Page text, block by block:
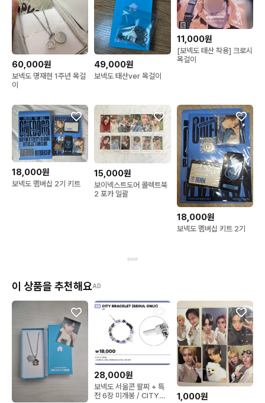
60,000원
보넥도 명재현 1주년 목걸
이
49,000원
보넥도 태산ver 목걸이
11,000원
[보넥도 태산 착용] 크로시
목걸이
18,000원
보넥도 멤버십 2기 키트
15,000원
보이넥스트도어 콜렉트북
2 포카 일괄
18,000원
보넥도 멤버십 키트 2기
이 상품을 추천해요AD
28,000원
보넥도 서울콘 팔찌 + 특
전 6장 미개봉 / CITY
1,000원